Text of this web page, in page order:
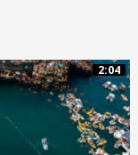
2:04